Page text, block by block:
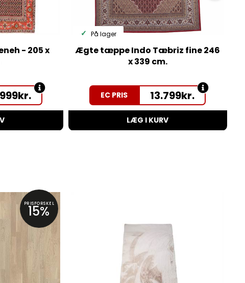
- 205 x
kr.
På lager
Ægte tæppe Indo Tæbriz fine 246
x 339 cm.
EC PRIS 13.799kr.
LÆG I KURV
PRISFORSKEL
15%